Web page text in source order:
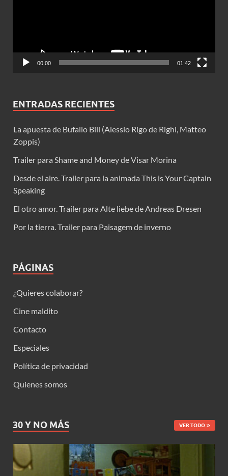
00:00 01:42
ENTRADAS RECIENTES
La apuesta de Bufallo Bill (Alessio Rigo de Righi, Matteo
Zoppis)
Trailer para Shame and Money de Visar Morina
Desde el aire. Trailer para la animada This is Your Captain
Speaking
El otro amor. Trailer para Alte liebe de Andreas Dresen
Por la tierra. Trailer para Paisagem de inverno
PÁGINAS
¿Quieres colaborar?
Cine maldito
Contacto
Especiales
Política de privacidad
Quienes somos
30 Y NO MÁS VER TODO